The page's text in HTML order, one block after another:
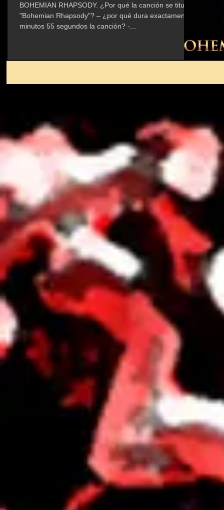
BOHEMIAN RHAPSODY. ¿Por qué la canción se titula
"Bohemian Rhapsody"? – ¿por qué dura exactamente 5
minutos 55 segundos la canción? -...